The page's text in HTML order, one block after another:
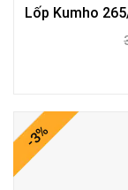
Lốp Kumho
-3%